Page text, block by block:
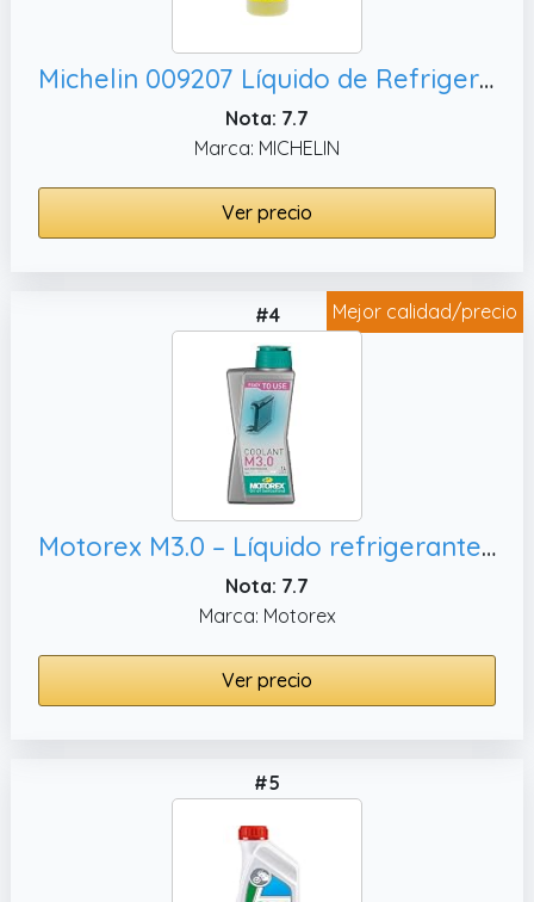
Michelin 009207 Líquido de Refrigeración, 1L
Nota: 7.7
Marca: MICHELIN
Ver precio
Mejor calidad/precio
#4
Motorex M3.0 – Líquido refrigerante, 1 L
Nota: 7.7
Marca: Motorex
Ver precio
#5